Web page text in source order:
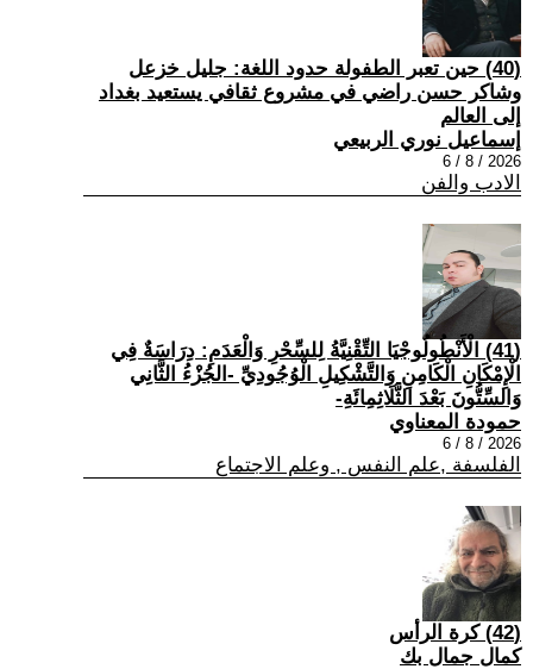
(40) حين تعبر الطفولة حدود اللغة: جليل خزعل
وشاكر حسن راضي في مشروع ثقافي يستعيد بغداد
إلى العالم
إسماعيل نوري الربيعي
2026 / 8 / 6
الادب والفن
(41) الْأَنْطُولُوجْيَا التِّقْنِيَّةُ لِلسِّحْرِ وَالْعَدَمِ: دِرَاسَةٌ فِي
الْإِمْكَانِ الْكَامِنِ وَالتَّشْكِيلِ الْوُجُودِيِّ -الجُزْءُ الثَّانِي
وَالسِّتُّونَ بَعْدَ الثَّلَاثِمِائَةِ-
حمودة المعناوي
2026 / 8 / 6
الفلسفة ,علم النفس , وعلم الاجتماع
(42) كرة الرأس
كمال جمال بك